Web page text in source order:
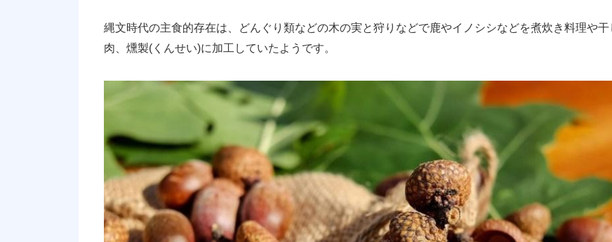
縄文時代の主食的存在は、どんぐり類などの木の実と狩りなどで鹿やイノシシなどを煮炊き料理や干
肉、燻製(くんせい)に加工していたようです。